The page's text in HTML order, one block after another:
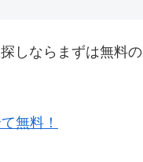
しならまずは無料の
無料！